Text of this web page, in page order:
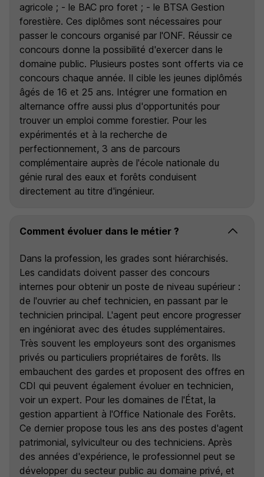
agricole ; - le BAC pro foret ; - le BTSA Gestion
forestière. Ces diplômes sont nécessaires pour
passer le concours organisé par l'ONF. Réussir ce
concours donne la possibilité d'exercer dans le
domaine public. Plusieurs postes sont offerts via ce
concours chaque année. Il cible les jeunes diplômés
âgés de 16 et 25 ans. Intégrer une formation en
alternance offre aussi plus d'opportunités pour
trouver un emploi comme forestier. Pour les
expérimentés et à la recherche de
perfectionnement, 3 ans de parcours
complémentaire auprès de l'école nationale du
génie rural des eaux et forêts conduisent
directement au titre d'ingénieur.
Comment évoluer dans le métier ?
Dans la profession, les grades sont hiérarchisés.
Les candidats doivent passer des concours
internes pour obtenir un poste de niveau supérieur :
de l'ouvrier au chef technicien, en passant par le
technicien principal. L'agent peut encore progresser
en ingéniorat avec des études supplémentaires.
Très souvent les employeurs sont des organismes
privés ou particuliers propriétaires de forêts. Ils
embauchent des gardes et proposent des offres en
CDI qui peuvent également évoluer en technicien,
voir un expert. Pour les domaines de l'État, la
gestion appartient à l'Office Nationale des Forêts.
Ce dernier propose tous les ans des postes d'agent
patrimonial, sylviculteur ou des techniciens. Après
des années d'expérience, le professionnel peut se
développer du secteur public au domaine privé, et